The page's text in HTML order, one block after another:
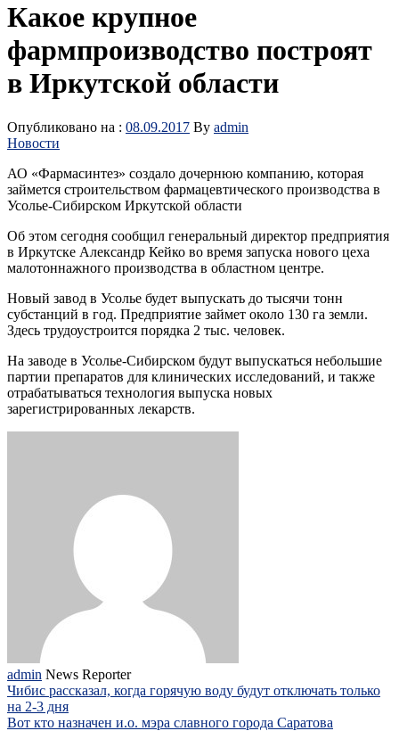
Какое крупное
фармпроизводство построят
в Иркутской области
Опубликовано на : 08.09.2017 By admin
Новости
АО «Фармасинтез» создало дочернюю компанию, которая
займется строительством фармацевтического производства в
Усолье-Сибирском Иркутской области
Об этом сегодня сообщил генеральный директор предприятия
в Иркутске Александр Кейко во время запуска нового цеха
малотоннажного производства в областном центре.
Новый завод в Усолье будет выпускать до тысячи тонн
субстанций в год. Предприятие займет около 130 га земли.
Здесь трудоустроится порядка 2 тыс. человек.
На заводе в Усолье-Сибирском будут выпускаться небольшие
партии препаратов для клинических исследований, и также
отрабатываться технология выпуска новых
зарегистрированных лекарств.
admin News Reporter
Чибис рассказал, когда горячую воду будут отключать только
на 2-3 дня
Вот кто назначен и.о. мэра славного города Саратова